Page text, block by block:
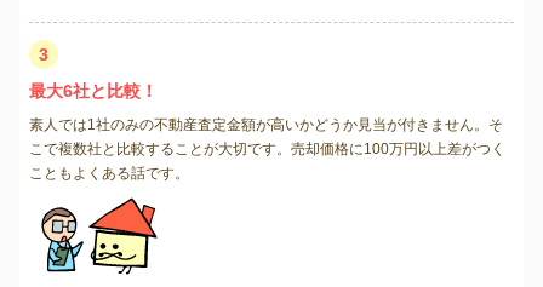
3
最大6社と比較！
素人では1社のみの不動産査定金額が高いかどうか見当が付きません。そ
こで複数社と比較することが大切です。売却価格に100万円以上差がつく
こともよくある話です。